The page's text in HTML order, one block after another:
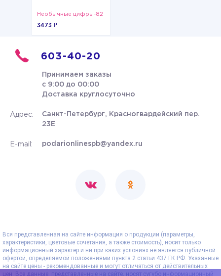
Необычные цифры-82
3473 ₽
603-40-20
Принимаем заказы
с 9:00 до 00:00
Доставка круглосуточно
Адрес:
Санкт-Петербург, Красногвардейский пер.
23Е
E-mail: podarionlinespb@yandex.ru
Вся представленная на сайте информация о продукции (параметры,
характеристики, цветовые сочетания, а также стоимость), носит только
информационный характер и ни при каких условиях не является публичной
офертой, определяемой положениями пункта 2 статьи 437 ГК РФ. Указанные
на сайте цены - рекомендованные и могут отличаться от действительных
цен. Все данные, представленные на сайте, носят сугубо информационный